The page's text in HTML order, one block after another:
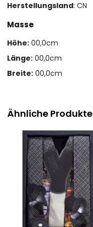
Herstellungsland: CN
Masse
Höhe: 00,0cm
Länge: 00,0cm
Breite: 00,0cm
Ähnliche Produkte